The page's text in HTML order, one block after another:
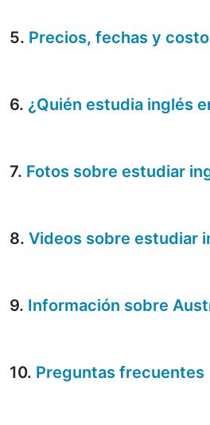
5. Precios, fechas y
6. ¿Quién estudia inglés
7. Fotos sobre estudiar
8. Videos sobre estudiar
9. Información sobre
10. Preguntas frecuentes